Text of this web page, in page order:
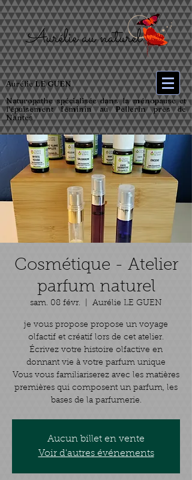
Aurélie LE GUEN
Naturopathe spécialisée dans la ménopause et
l’épuisement féminin au Pellerin près de
Nantes
Cosmétique - Atelier
parfum naturel
sam. 08 févr. Aurélie LE GUEN
je vous propose propose un voyage
olfactif et créatif lors de cet atelier.
Écrivez votre histoire olfactive en
donnant vie à votre parfum unique
Vous vous familiariserez avec les matières
premières qui composent un parfum, les
Aucun billet en vente
Voir d'autres événements